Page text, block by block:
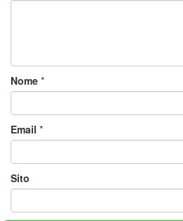
Nome *
Email *
Sito